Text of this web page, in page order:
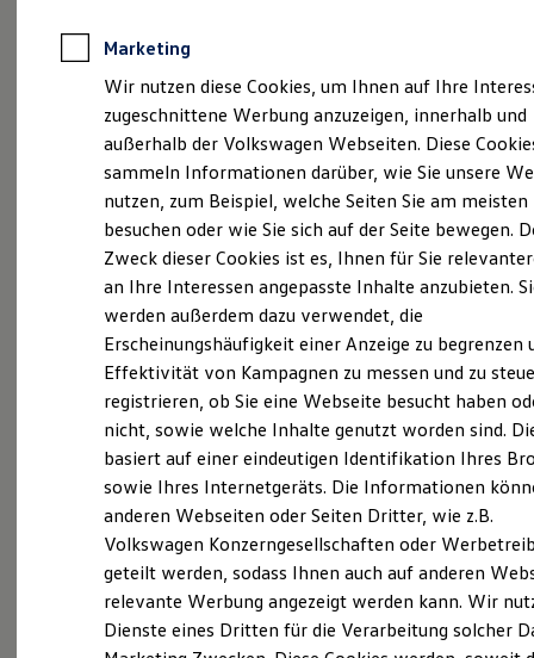
Anpfiff zum Gewinn
Elektroautos
ID. Tutorials
Elektrofahrzeugkonzepte
Reichweite
Reichweite der ID. Modelle
Reichweite im Winter
Laden
Laden unterwegs
Laden Zuhause
Ladezeitensimulator
Batterie
Sicherheit
Garantie und Lebensdauer
Nachhaltigkeit
Technologie
Kosten und Kauf
Verbrauchskosten
Kaufoptionen
E-Auto-Förderung
Software und Konnektivität
Die ID. Software 6
ID. Software Versionen und Updates
Digitale Extras
Schnittstellen zu Ihrem ID.
Impressum & Rechtliches
Marketing
Wir nutzen diese Cookies, um Ihnen auf Ihre
zugeschnittene Werbung anzuzeigen, innerhalb und
außerhalb der Volkswagen Webseiten. Diese
sammeln Informationen darüber, wie Sie unsere
nutzen, zum Beispiel, welche Seiten Sie am meisten
besuchen oder wie Sie sich auf der Seite bewegen.
Zweck dieser Cookies ist es, Ihnen für Sie
an Ihre Interessen angepasste Inhalte anzubieten.
werden außerdem dazu verwendet, die
Erscheinungshäufigkeit einer Anzeige zu begrenzen
Effektivität von Kampagnen zu messen und zu
registrieren, ob Sie eine Webseite besucht haben
nicht, sowie welche Inhalte genutzt worden sind.
basiert auf einer eindeutigen Identifikation Ihres
sowie Ihres Internetgeräts. Die Informationen
anderen Webseiten oder Seiten Dritter, wie z.B.
Volkswagen Konzerngesellschaften oder
geteilt werden, sodass Ihnen auch auf anderen
relevante Werbung angezeigt werden kann. Wir
Dienste eines Dritten für die Verarbeitung solcher